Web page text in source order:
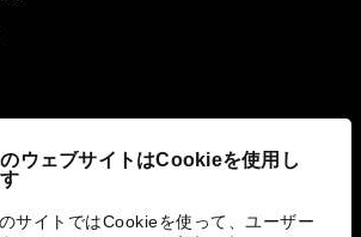
ウェブサイトはCookieを使用し
サイトではCookieを使って、ユーザー
の取り組み
)